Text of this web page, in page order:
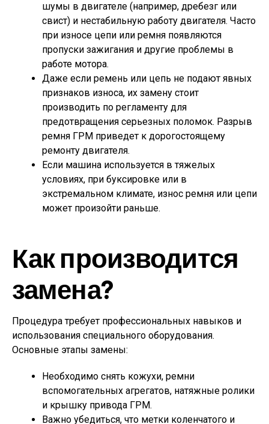
шумы в двигателе (например, дребезг или
свист) и нестабильную работу двигателя. Часто
при износе цепи или ремня появляются
пропуски зажигания и другие проблемы в
работе мотора.
Даже если ремень или цепь не подают явных
признаков износа, их замену стоит
производить по регламенту для
предотвращения серьезных поломок. Разрыв
ремня ГРМ приведет к дорогостоящему
ремонту двигателя.
Если машина используется в тяжелых
условиях, при буксировке или в
экстремальном климате, износ ремня или цепи
может произойти раньше.
Как производится
замена?
Процедура требует профессиональных навыков и
использования специального оборудования.
Основные этапы замены:
Необходимо снять кожухи, ремни
вспомогательных агрегатов, натяжные ролики
и крышку привода ГРМ.
Важно убедиться, что метки коленчатого и